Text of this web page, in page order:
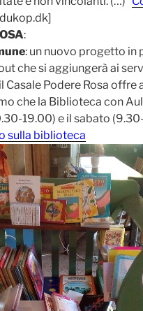
:
: un nuovo progetto in
che si aggiungerà ai
Casale Podere Rosa offre
che la Biblioteca con
19.00) e il sabato
sulla biblioteca